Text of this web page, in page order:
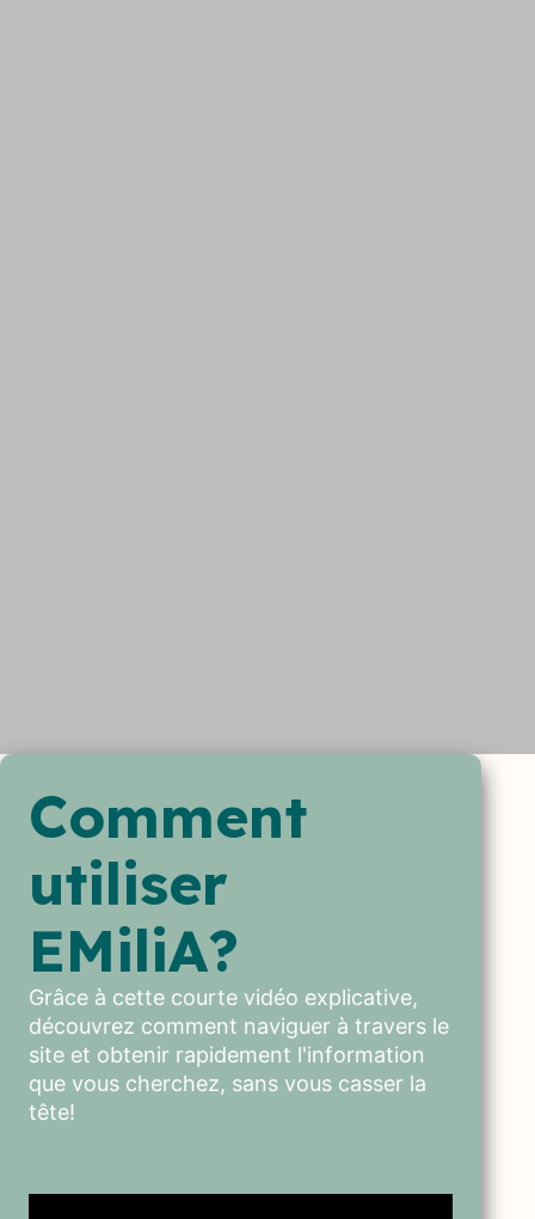
Comment
utiliser
EMiliA?
Grâce à cette courte vidéo explicative,
découvrez comment naviguer à travers le
site et obtenir rapidement l'information
que vous cherchez, sans vous casser la
tête!